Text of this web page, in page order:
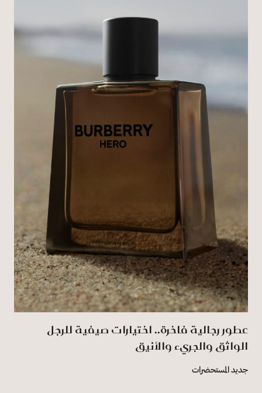
عطور رجالية فاخرة.. اختيارات صيفية للرجل
الواثق والجريء والأنيق
جديد المستحضرات